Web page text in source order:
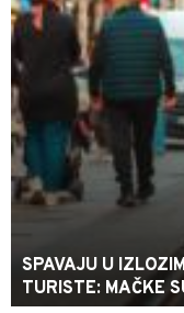
SPAVAJU U
TURISTE: MAČKE